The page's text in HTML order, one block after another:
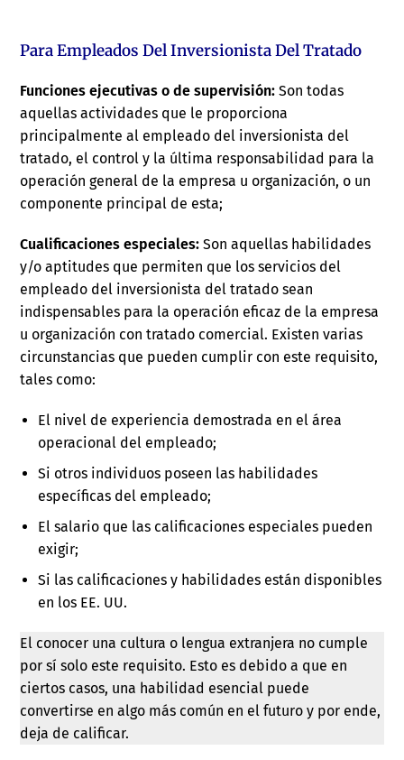
Para Empleados Del Inversionista Del Tratado
Funciones ejecutivas o de supervisión: Son todas
aquellas actividades que le proporciona
principalmente al empleado del inversionista del
tratado, el control y la última responsabilidad para la
operación general de la empresa u organización, o un
componente principal de esta;
Cualificaciones especiales:Son aquellas habilidades
y/o aptitudes que permiten que los servicios del
empleado del inversionista del tratado sean
indispensables para la operación eficaz de la empresa
u organización con tratado comercial. Existen varias
circunstancias que pueden cumplir con este requisito,
tales como:
El nivel de experiencia demostrada en el área
operacional del empleado;
Si otros individuos poseen las habilidades
específicas del empleado;
El salario que las calificaciones especiales pueden
exigir;
Si las calificaciones y habilidades están disponibles
en los EE. UU.
El conocer una cultura o lengua extranjera no cumple
por sí solo este requisito. Esto es debido a que en
ciertos casos, una habilidad esencial puede
convertirse en algo más común en el futuro y por ende,
deja de calificar.